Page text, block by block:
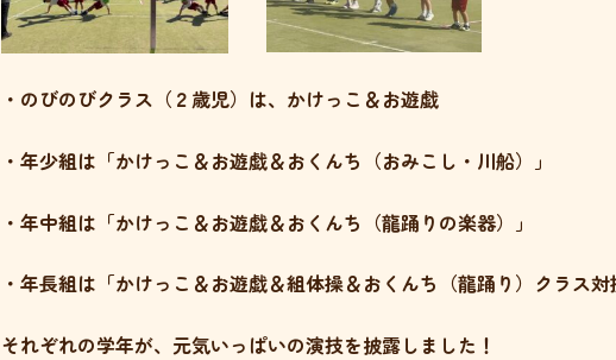
・のびのびクラス（２歳児）は、かけっこ＆お遊戯
・年少組は「かけっこ＆お遊戯＆おくんち（おみこし・川船）」
・年中組は「かけっこ＆お遊戯＆おくんち（龍踊りの楽器）」
・年長組は「かけっこ＆お遊戯＆組体操＆おくんち（龍踊り）クラス対
それぞれの学年が、元気いっぱいの演技を披露しました！